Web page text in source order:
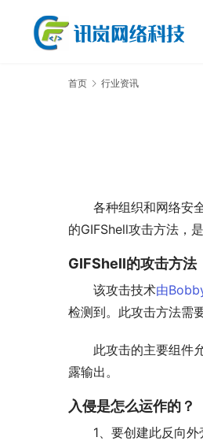
首页 行业资讯
各种组织和网络安
的GIFShell攻击方法，
GIFShell的攻击方法
该攻击技术由
检测到。此攻击方法需
此攻击的主要组件
露输出。
入侵是怎么运作的？
1、要创建此反向